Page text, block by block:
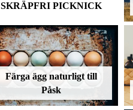
SKRÄPFRI PICKNICK
Färga ägg naturligt till
Påsk